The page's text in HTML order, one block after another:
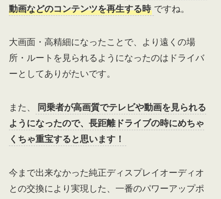
動画などのコンテンツを再生する時 ですね。
大画面・高精細になったことで、より遠くの場
所・ルートを見られるようになったのはドライバ
ーとしてありがたいです。
また、
同乗者が高画質でテレビや動画を見られる
ようになったので、長距離ドライブの時にめちゃ
くちゃ重宝すると思います！
今まで出来なかった純正ディスプレイオーディオ
との交換により実現した、一番のパワーアップポ